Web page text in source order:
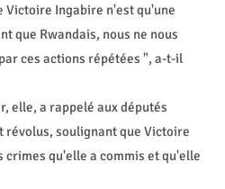
Victoire Ingabire n'est qu'une
que Rwandais, nous ne nous
ces actions répétées ", a-t-il
elle, a rappelé aux députés
révolus, soulignant que Victoire
crimes qu'elle a commis et qu'elle